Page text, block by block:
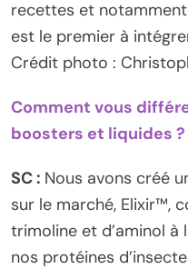
recettes et notamment
est le premier à
Crédit photo :
Comment vous
boosters et liquides ?
SC : Nous avons créé
sur le marché, Elixir™,
trimoline et d’aminol à
nos protéines